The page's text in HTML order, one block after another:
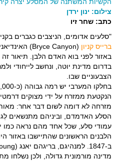
צילום: ינון ירדן
כתב: שחר זיו
"סלעים אדומים, הניצבים כגברים
ברייס קניון
באזור לפני בוא האדם הלבן. תיאור
בדרום מדינת יוטה, ונחשב לייחודי
הצבעוניים שבו.
הנקטעת ממזרח על ידי מצוקים
מזרחה לא דומה לשום דבר אחר:
הסלע האדמדם, וביניהם מתנשאים
עמודי סלע, שכל אחד מהם נראה כמו
הלבנים הראשונים שהתיישבו באזור
מדינה מורמונית גדולה, ולכן נשלחו